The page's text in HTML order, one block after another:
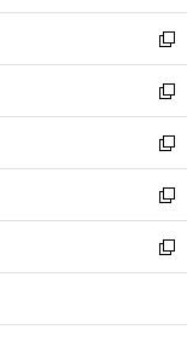
開
く
ウ
で
開
く
ン
ド
ウ
で
開
く
ウ
ィ
ン
ド
ウ
で
開
く
新
し
い
ウ
ィ
ン
ド
ウ
で
開
新
し
い
ウ
ィ
ン
ド
ウ
開
新
し
い
ウ
ィ
ン
ウ
新
し
い
ウ
ン
新
し
ウ